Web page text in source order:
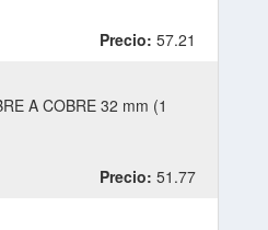
Precio: 57.21
A COBRE 32 mm (1
Precio: 51.77